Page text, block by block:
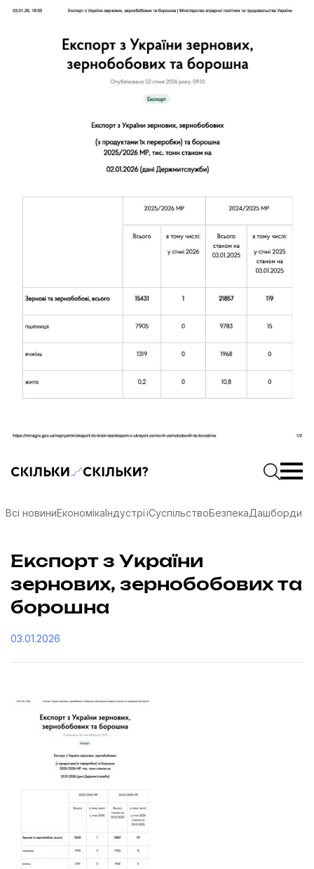
Скільки-скільки? — Медіа про суспільні даніПочати
Всі новиниЕкономікаІндустріїСуспільствоБезпекаДашборди
Експорт з України
зернових, зернобобових та
борошна
03.01.2026